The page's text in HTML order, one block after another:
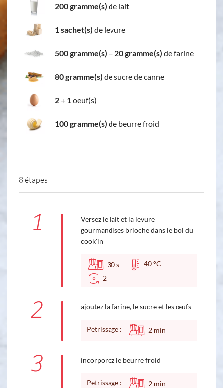
200 gramme(s) de lait
1 sachet(s) de levure
500 gramme(s) + 20 gramme(s) de farine
80 gramme(s) de sucre de canne
2+ 1oeuf(s)
100 gramme(s) de beurre froid
8 étapes
1
Versez le lait et la levure
gourmandises brioche dans le bol du
cook'in
30s
40 °C
2
2 ajoutez la farine, le sucre et les œufs
Petrissage : 2 min
3 incorporez le beurre froid
Petrissage : 2 min